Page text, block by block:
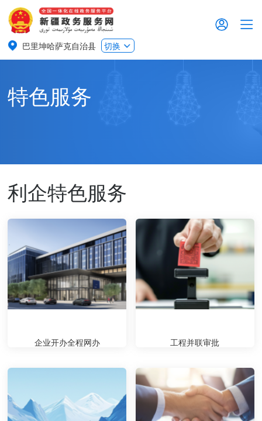
巴里坤哈萨克自治县 切换
特色服务
利企特色服务
企业开办全程网办 工程并联审批